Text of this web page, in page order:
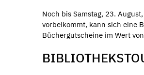
Noch bis Samstag, 23.
vorbeikommt, kann sich eine
Büchergutscheine im Wert